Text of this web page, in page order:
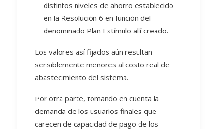
distintos niveles de ahorro establecido
en la Resolución 6 en función del
denominado Plan Estímulo allí creado.
Los valores así fijados aún resultan
sensiblemente menores al costo real de
abastecimiento del sistema.
Por otra parte, tomando en cuenta la
demanda de los usuarios finales que
carecen de capacidad de pago de los